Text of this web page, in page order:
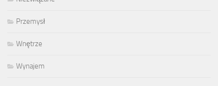
Przemysł
Wnętrze
Wynajem